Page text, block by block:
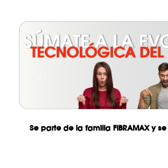
Se parte de la familia FIBRAMAX y